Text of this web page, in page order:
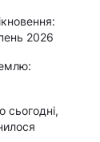
2026
сьогодні,